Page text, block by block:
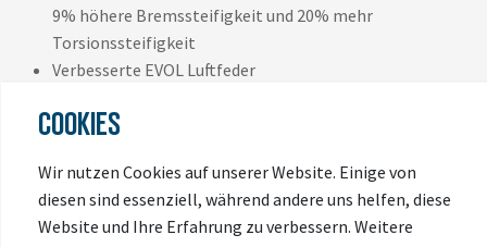
9% höhere Bremssteifigkeit und 20% mehr
Torsionssteifigkeit
Verbesserte EVOL Luftfeder
58 mm Gabelkronendurchmesser für optisch
Steuerrohren und Gabelkrone
Der optionale Mudguard mit stabiler 4-Punkt-
Direktbefestigung schützt die Standrohre und
COOKIES
Wir nutzen Cookies auf unserer Website. Einige von
diesen sind essenziell, während andere uns helfen, diese
Website und Ihre Erfahrung zu verbessern. Weitere